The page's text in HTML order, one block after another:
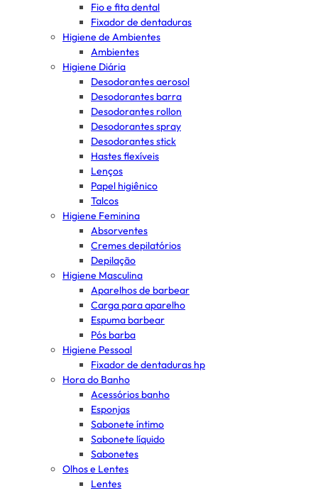
Fio e fita dental
Fixador de dentaduras
Higiene de Ambientes
Ambientes
Higiene Diária
Desodorantes aerosol
Desodorantes barra
Desodorantes rollon
Desodorantes spray
Desodorantes stick
Hastes flexíveis
Lenços
Papel higiênico
Talcos
Higiene Feminina
Absorventes
Cremes depilatórios
Depilação
Higiene Masculina
Aparelhos de barbear
Carga para aparelho
Espuma barbear
Pós barba
Higiene Pessoal
Fixador de dentaduras hp
Hora do Banho
Acessórios banho
Esponjas
Sabonete íntimo
Sabonete líquido
Sabonetes
Olhos e Lentes
Lentes